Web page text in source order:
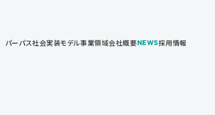
パーパス社会実装モデル事業領域会社概要NEWS採用情報